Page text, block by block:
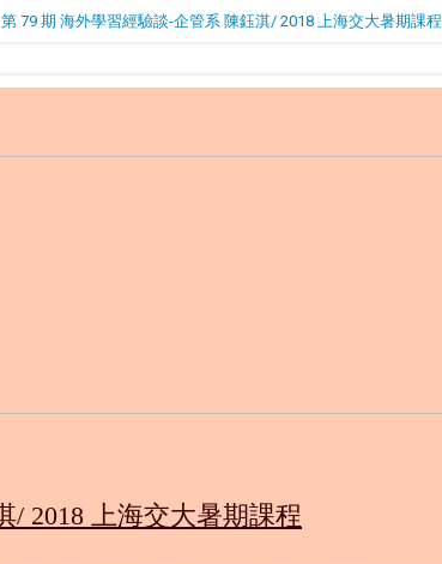
第 79 期 海外學習經驗談-企管系 陳鈺淇/ 2018 上海交大暑期課程